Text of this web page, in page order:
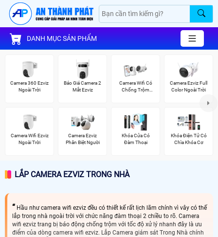
DANH MỤC SẢN PHẨM
Camera 360 Ezviz
Ngoài Trời
Báo Giá Camera 2
Mắt Ezviz
Camera Wifi Có
Chống Trộm
Camera Ezviz Full
Color Ngoài Trời
Camera Wifi Ezviz
Ngoài Trời
Camera Ezviz
Phân Biệt Người
Khóa Cửa Có
Đàm Thoại
Khóa Điện Tử Có
Chìa Khóa Cơ
LẮP CAMERA EZVIZ TRONG NHÀ
Hầu như camera wifi ezviz đều có thiết kế rất lịch lãm chính vì vây có thế
lắp trong nhà ngoài trời với chức năng đàm thoại 2 chiều to rõ. Camera
wifi ezviz trang bị báo động chống trộm với tốc độ xử lý nhanh đây là ưu
điểm của dòng camera wifi ezviz. Lắp Camera giám sát Trong Nhà chính